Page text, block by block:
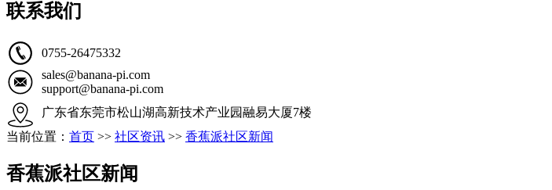
联系我们
0755-26475332
sales@banana-pi.com
support@banana-pi.com
广东省东莞市松山湖高新技术产业园融易大厦7楼
当前位置： 首页 >> 社区资讯 >> 香蕉派社区新闻
香蕉派社区新闻